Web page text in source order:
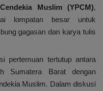
Muslim (YPCM),
lompatan besar untuk
gagasan dan karya tulis
pertemuan tertutup antara
Sumatera Barat dengan
Muslim. Dalam diskusi